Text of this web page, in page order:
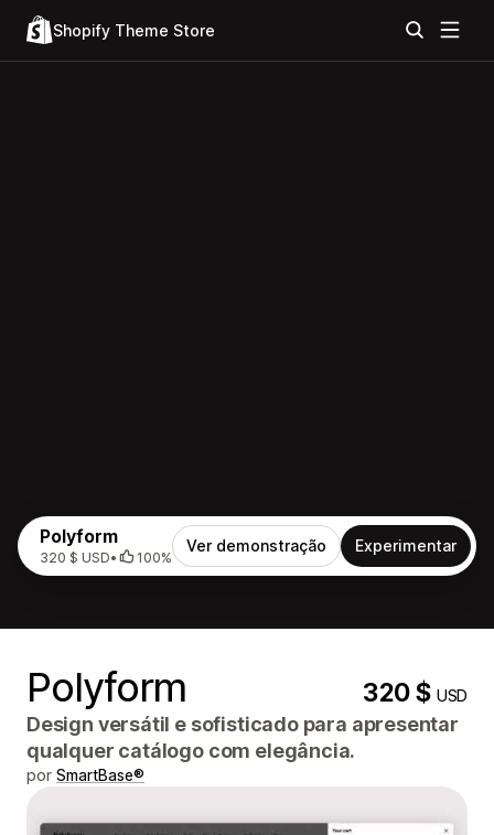
Shopify Theme Store
Polyform
320 $ USD• 100%
Ver demonstração Experimentar
Polyform 320 $USD
Design versátil e sofisticado para apresentar
qualquer catálogo com elegância.
por SmartBase®